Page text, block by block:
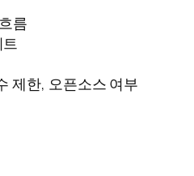
름
제한, 오픈소스 여부